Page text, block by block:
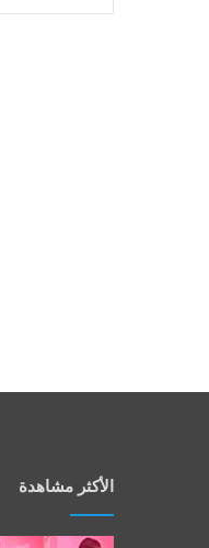
الأكثر مشاهدة